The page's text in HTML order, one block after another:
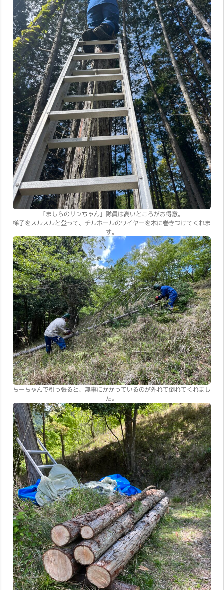
「ましらのリンちゃん」隊員は高いところがお得意。
梯子をスルスルと登って、チルホールのワイヤーを木に巻きつけてくれま
す。
ちーちゃんで引っ張ると、無事にかかっているのが外れて倒れてくれまし
た。